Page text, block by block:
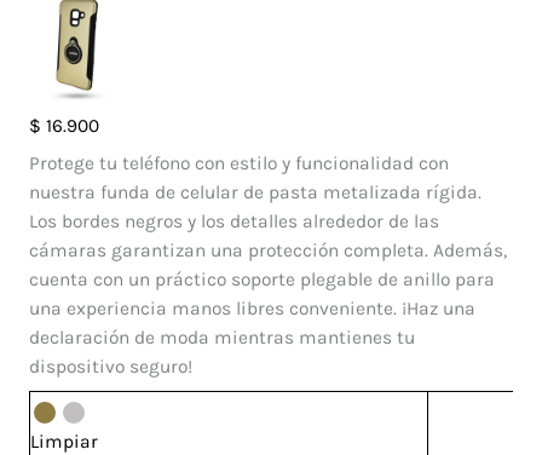
$ 16.900
Protege tu teléfono con estilo y funcionalidad con
nuestra funda de celular de pasta metalizada rígida.
Los bordes negros y los detalles alrededor de las
cámaras garantizan una protección completa. Además,
cuenta con un práctico soporte plegable de anillo para
una experiencia manos libres conveniente. ¡Haz una
declaración de moda mientras mantienes tu
dispositivo seguro!
Limpiar
Case
Motomo
Samsung
Galaxy
cantidad